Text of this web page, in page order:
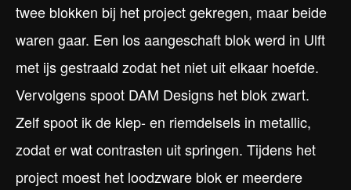
twee blokken bij het project gekregen, maar beide
waren gaar. Een los aangeschaft blok werd in Ulft
met ijs gestraald zodat het niet uit elkaar hoefde.
Vervolgens spoot DAM Designs het blok zwart.
Zelf spoot ik de klep- en riemdelsels in metallic,
zodat er wat contrasten uit springen. Tijdens het
project moest het loodzware blok er meerdere